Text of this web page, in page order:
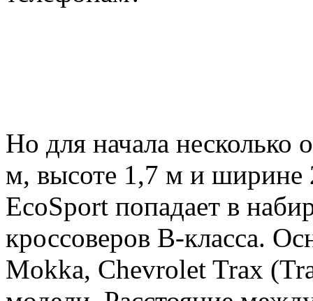
Но для начала
м, высоте 1,7 м и ширине
EcoSport попадает в
кроссоверов B-класса.
Mokka, Chevrolet Trax